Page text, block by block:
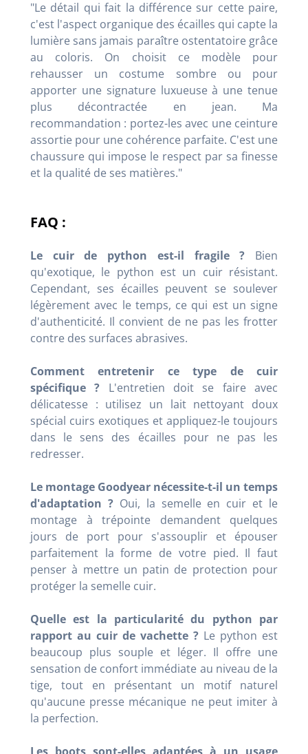
"Le détail qui fait la différence sur cette paire,
c'est l'aspect organique des écailles qui capte la
lumière sans jamais paraître ostentatoire grâce
au coloris. On choisit ce modèle pour
rehausser un costume sombre ou pour
apporter une signature luxueuse à une tenue
plus décontractée en jean. Ma
recommandation : portez-les avec une ceinture
assortie pour une cohérence parfaite. C'est une
chaussure qui impose le respect par sa finesse
et la qualité de ses matières."
FAQ :
Le cuir de python est-il fragile ? Bien
qu'exotique, le python est un cuir résistant.
Cependant, ses écailles peuvent se soulever
légèrement avec le temps, ce qui est un signe
d'authenticité. Il convient de ne pas les frotter
contre des surfaces abrasives.
Comment entretenir ce type de cuir
spécifique ? L'entretien doit se faire avec
délicatesse : utilisez un lait nettoyant doux
spécial cuirs exotiques et appliquez-le toujours
dans le sens des écailles pour ne pas les
redresser.
Le montage Goodyear nécessite-t-il un temps
d'adaptation ?Oui, la semelle en cuir et le
montage à trépointe demandent quelques
jours de port pour s'assouplir et épouser
parfaitement la forme de votre pied. Il faut
penser à mettre un patin de protection pour
protéger la semelle cuir.
Quelle est la particularité du python par
rapport au cuir de vachette ? Le python est
beaucoup plus souple et léger. Il offre une
sensation de confort immédiate au niveau de la
tige, tout en présentant un motif naturel
qu'aucune presse mécanique ne peut imiter à
la perfection.